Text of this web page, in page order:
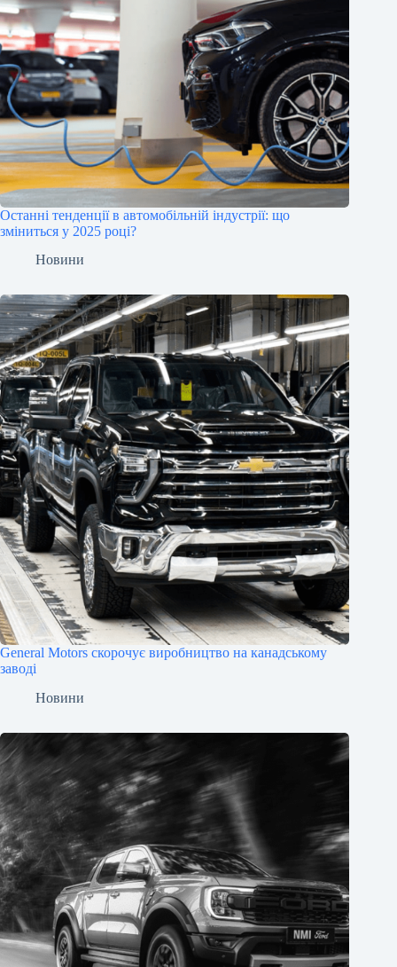
Останні тенденції в автомобільній індустрії: що
зміниться у 2025 році?
Новини
General Motors скорочує виробництво на канадському
заводі
Новини